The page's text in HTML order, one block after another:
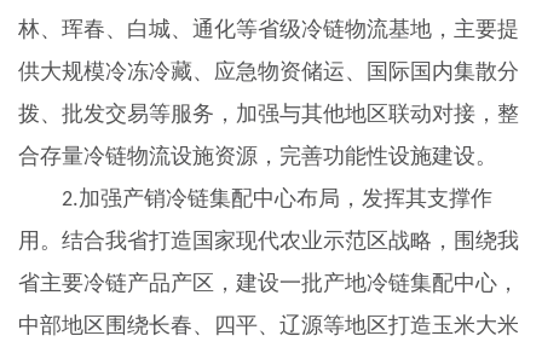
林、珲春、白城、通化等省级冷链物流基地，主要提
供大规模冷冻冷藏、应急物资储运、国际国内集散分
拨、批发交易等服务，加强与其他地区联动对接，整
合存量冷链物流设施资源，完善功能性设施建设。
2.加强产销冷链集配中心布局，发挥其支撑作
用。结合我省打造国家现代农业示范区战略，围绕我
省主要冷链产品产区，建设一批产地冷链集配中心，
中部地区围绕长春、四平、辽源等地区打造玉米大米